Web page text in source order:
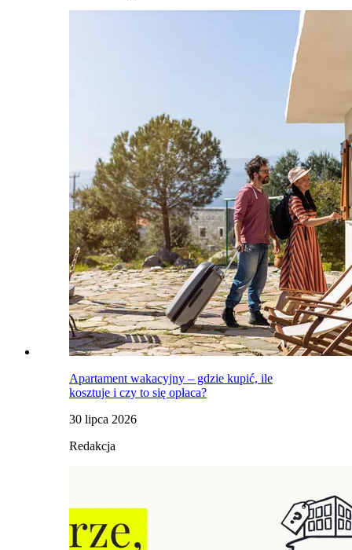
Apartament wakacyjny – gdzie kupić, ile
kosztuje i czy to się opłaca?
30 lipca 2026
Redakcja